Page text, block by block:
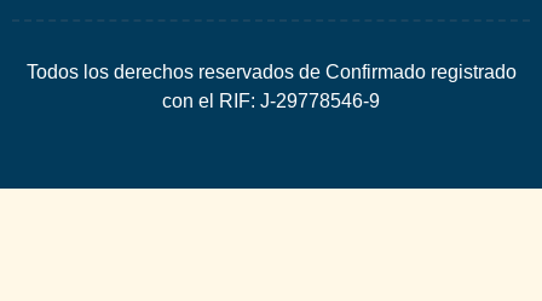
Todos los derechos reservados de Confirmado registrado
con el RIF: J-29778546-9